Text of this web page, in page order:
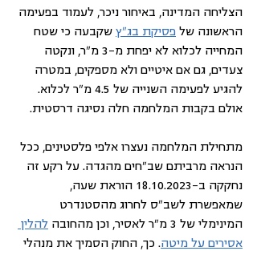
הצליחה המדינה, באיחור ניכר, לעמוד בפעימה
הראשונה של פסיקת בג"ץ שקבעה כי שטח
המחייה לכלוא לא יפחת מ-3 מ"ר, ונקטה
צעדים, גם אם איטיים ולא מספקים, במטרה
להגיע לפעימה השנייה של 4.5 מ"ר לכלוא.
אולם בקבות המלחמה חלה נסיגה דרסטית.
מתחילת המלחמה נעצרו אלפי פלסטינים, ככל
הנראה מרביתם שב"חים מהגדה. על רקע זה
נחקקה ב-18.10.2023 הוראת שעה,
שמאפשרת לשב"ס לחרוג מהסטנדרט
המינימלי של 3 מ"ר לאסיר, וכן מהחובה
להלין
אסירים על מיטה. כך, החוק הסמיך את מנהלי